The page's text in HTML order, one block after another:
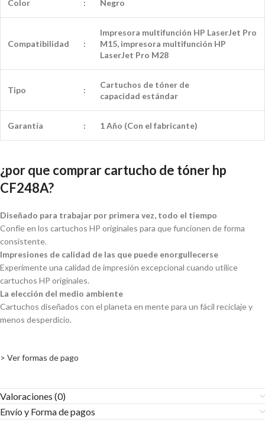
Color : Negro
Compatibilidad :
Impresora multifunción HP LaserJet Pro
M15, impresora multifunción HP
LaserJet Pro M28
Tipo :
Cartuchos de tóner de
capacidad estándar
Garantía : 1 Año (Con el fabricante)
¿por que comprar cartucho de tóner hp
CF248A?
Diseñado para trabajar por primera vez, todo el tiempo
Confíe en los cartuchos HP originales para que funcionen de forma
consistente.
Impresiones de calidad de las que puede enorgullecerse
Experimente una calidad de impresión excepcional cuando utilice
cartuchos HP originales.
La elección del medio ambiente
Cartuchos diseñados con el planeta en mente para un fácil reciclaje y
menos desperdicio.
> Ver formas de pago
Valoraciones (0)
Envío y Forma de pagos​